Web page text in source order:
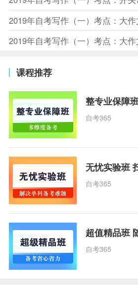
2019年自考写作（一）考点：大
2019年自考写作（一）考点：大
课程推荐
整专业保障
自考365
无忧实验班
自考365
超值精品班
自考365